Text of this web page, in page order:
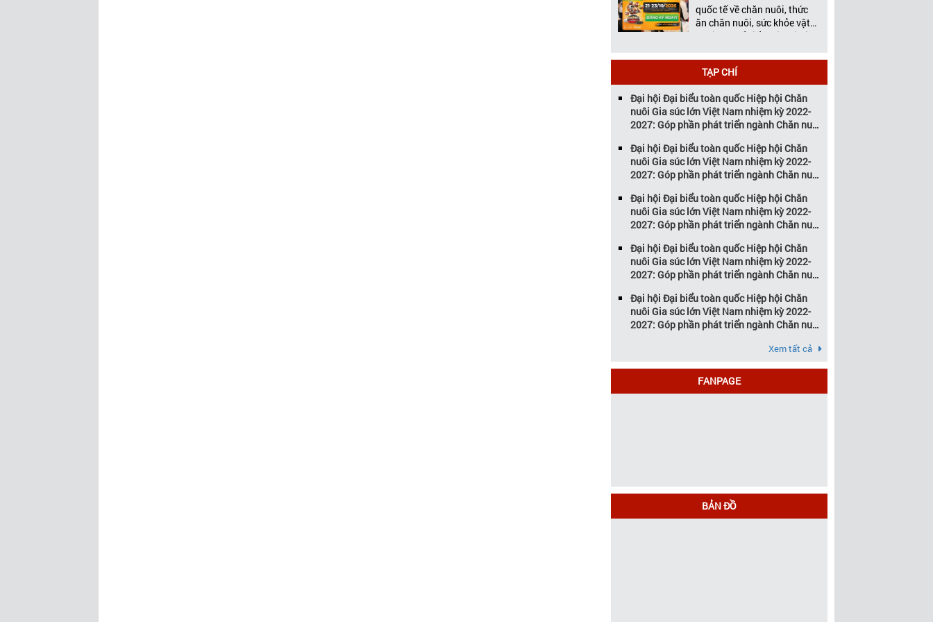
& […]
quốc tế về chăn nuôi, thức
ăn chăn nuôi, sức khỏe vật
nuôi và chế biến thịt tại Việt
Tảng Kết Nối Kinh Doanh
Hàng Đầu Cho Ngành Chăn
Nuôi và Thú Y Diễn ra từ
ngày 21 – 23 […]
TẠP CHÍ
Đại hội Đại biểu toàn quốc Hiệp hội Chăn
nuôi Gia súc lớn Việt Nam nhiệm kỳ 2022-
2027: Góp phần phát triển ngành Chăn nuôi
Đại hội Đại biểu toàn quốc Hiệp hội Chăn
nuôi Gia súc lớn Việt Nam nhiệm kỳ 2022-
2027: Góp phần phát triển ngành Chăn nuôi
Đại hội Đại biểu toàn quốc Hiệp hội Chăn
nuôi Gia súc lớn Việt Nam nhiệm kỳ 2022-
2027: Góp phần phát triển ngành Chăn nuôi
Đại hội Đại biểu toàn quốc Hiệp hội Chăn
nuôi Gia súc lớn Việt Nam nhiệm kỳ 2022-
2027: Góp phần phát triển ngành Chăn nuôi
Đại hội Đại biểu toàn quốc Hiệp hội Chăn
nuôi Gia súc lớn Việt Nam nhiệm kỳ 2022-
2027: Góp phần phát triển ngành Chăn nuôi
Xem tất cả
FANPAGE
BẢN ĐỒ